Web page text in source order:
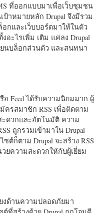
ที่ออกแบบมาเพื่อเว็บชุมชน
ป้าหมายหลัก Drupal จึงมีรวม
อกและเว็บบอร์ดมาให้ในตัว
อะไรเพิ่ม เติม แค่ลง Drupal
นบล็อกส่วนตัว และสนทนา
อ Feed ได้รับความนิยมมาก ผู้
ครสมาชิก RSS เพื่อติดตาม
ะดวกและอัตโนมัติ ความ
ถูกรวมเข้ามาใน Drupal
ต์ก็ตาม Drupal จะสร้าง RSS
ยความสะดวกใหักับผู้เยี่ยม
งด้านความปลอดภัยมา